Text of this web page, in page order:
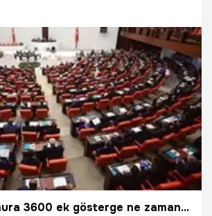
meslektaşlarına destek verdi.
1. derece memura 3600 ek gösterge ne zaman verilecek, torba yasada var mı? 1. dereceye düşen tüm memurlara 3600 ek gösterge verilecek mi, 1. dereceye 3600 ne oldu?